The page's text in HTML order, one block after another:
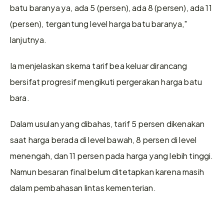
batu baranya ya, ada 5 (persen), ada 8 (persen), ada 11
(persen), tergantung level harga batu baranya,"
lanjutnya.
Ia menjelaskan skema tarif bea keluar dirancang
bersifat progresif mengikuti pergerakan harga batu
bara.
Dalam usulan yang dibahas, tarif 5 persen dikenakan
saat harga berada di level bawah, 8 persen di level
menengah, dan 11 persen pada harga yang lebih tinggi.
Namun besaran final belum ditetapkan karena masih
dalam pembahasan lintas kementerian.